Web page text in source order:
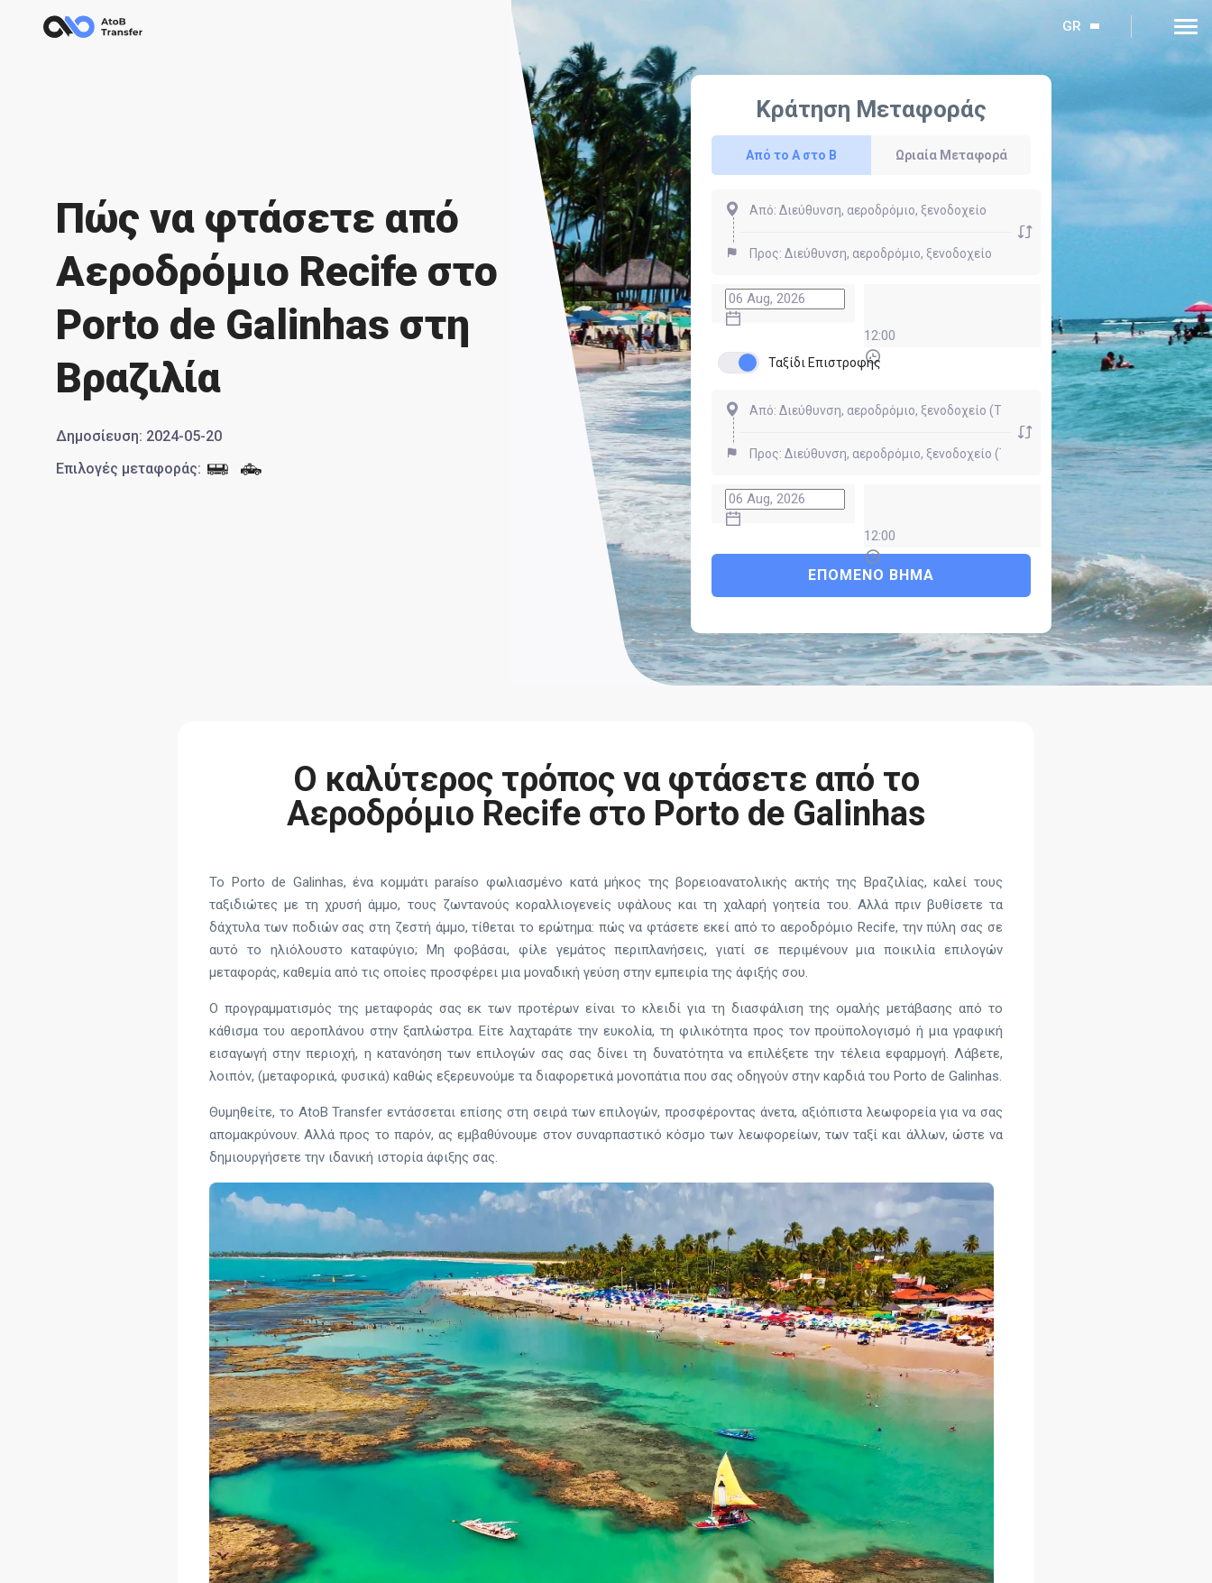
GR
Πώς να φτάσετε από
Αεροδρόμιο Recife στο
Porto de Galinhas στη
Βραζιλία
Δημοσίευση: 2024-05-20
Επιλογές μεταφοράς:
Κράτηση Μεταφοράς
Από το Α στο Β Ωριαία Μεταφορά
12:00
Ταξίδι Επιστροφής
12:00
ΕΠΌΜΕΝΟ ΒΉΜΑ
Ο καλύτερος τρόπος να φτάσετε από το
Αεροδρόμιο Recife στο Porto de Galinhas
Το Porto de Galinhas, ένα κομμάτι paraíso φωλιασμένο κατά μήκος της βορειοανατολικής ακτής της Βραζιλίας, καλεί τους
ταξιδιώτες με τη χρυσή άμμο, τους ζωντανούς κοραλλιογενείς υφάλους και τη χαλαρή γοητεία του. Αλλά πριν βυθίσετε τα
δάχτυλα των ποδιών σας στη ζεστή άμμο, τίθεται το ερώτημα: πώς να φτάσετε εκεί από το αεροδρόμιο Recife, την πύλη σας σε
αυτό το ηλιόλουστο καταφύγιο; Μη φοβάσαι, φίλε γεμάτος περιπλανήσεις, γιατί σε περιμένουν μια ποικιλία επιλογών
μεταφοράς, καθεμία από τις οποίες προσφέρει μια μοναδική γεύση στην εμπειρία της άφιξής σου.
Ο προγραμματισμός της μεταφοράς σας εκ των προτέρων είναι το κλειδί για τη διασφάλιση της ομαλής μετάβασης από το
κάθισμα του αεροπλάνου στην ξαπλώστρα. Είτε λαχταράτε την ευκολία, τη φιλικότητα προς τον προϋπολογισμό ή μια γραφική
εισαγωγή στην περιοχή, η κατανόηση των επιλογών σας σας δίνει τη δυνατότητα να επιλέξετε την τέλεια εφαρμογή. Λάβετε,
λοιπόν, (μεταφορικά, φυσικά) καθώς εξερευνούμε τα διαφορετικά μονοπάτια που σας οδηγούν στην καρδιά του Porto de Galinhas.
Θυμηθείτε, το AtoB Transfer εντάσσεται επίσης στη σειρά των επιλογών, προσφέροντας άνετα, αξιόπιστα λεωφορεία για να σας
απομακρύνουν. Αλλά προς το παρόν, ας εμβαθύνουμε στον συναρπαστικό κόσμο των λεωφορείων, των ταξί και άλλων, ώστε να
δημιουργήσετε την ιδανική ιστορία άφιξης σας.